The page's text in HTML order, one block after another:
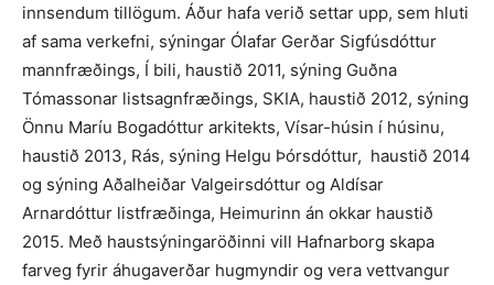
innsendum tillögum. Áður hafa verið settar upp, sem hluti
af sama verkefni, sýningar Ólafar Gerðar Sigfúsdóttur
mannfræðings, Í bili, haustið 2011, sýning Guðna
Tómassonar listsagnfræðings, SKIA, haustið 2012, sýning
Önnu Maríu Bogadóttur arkitekts, Vísar-húsin í húsinu,
haustið 2013, Rás, sýning Helgu Þórsdóttur, haustið 2014
og sýning Aðalheiðar Valgeirsdóttur og Aldísar
Arnardóttur listfræðinga, Heimurinn án okkar haustið
2015. Með haustsýningaröðinni vill Hafnarborg skapa
farveg fyrir áhugaverðar hugmyndir og vera vettvangur